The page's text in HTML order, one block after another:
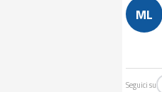
ML
Seguici su